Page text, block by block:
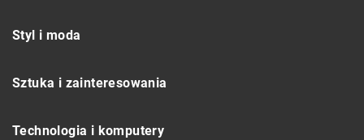
Styl i moda
Sztuka i zainteresowania
Technologia i komputery